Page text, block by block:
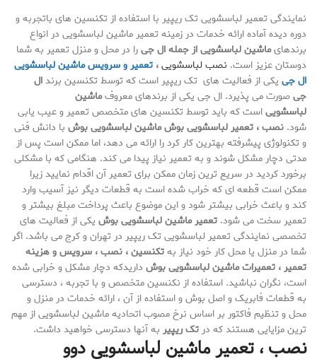
نمایندگی تعمیر لباسشویی تک ریپیر با استفاده از تکنسین های باتجربه و
دوره دیده آماده ارائه خدمات در زمینه تعمیر ماشین لباسشویی در انواع
برندهایماشین لباسشویی از جمله ال جیرا در محل و منزل تعمیر به شما
دوستان عزیز است. نصب لباسشویی، تعمیر و سرویس ماشین لباسشویی
ال جی یکی از فعالیت های تک ریپیر است که توسط تکنسین برندال
جیصورت می پذیرد. ال جی یکی از برندهای معروفماشین
لباسشوییاست که باید توسط تکنسین های متخصص تعمیر و عیب یابی
شود. نصب ، تعمیر لباسشویی بوشماشین لباسشویی بوش با دانش فنی
و تکنولوژی پیشرفته بهترین کار کرد را ارائه می دهد، اما ممکن است پس از
مدتی دچار مشکل شوند و به تعمیر نیاز پیدا می کند. هنگامی که با مشکلی
برخورد کردید در سریع ترین زمان ممکن برای تعمیر آن اقدام نمایید زیرا
ممکن است قطعه ای که خراب شده است به قطعات دیگر نیز آسیب وارد
کند و باعث خرابی بیشتر شود و این موضوع باعث پرداخت مبلغ بیشتر و
تعمیر سخت می شود. تعمیر ماشین لباسشویی بوش یکی از فعالیت های
تخصصی نمایندگی تعمیر لباسشویی تک ریپیر در تهران و کرج می باشد. اگر
شما در منزل یا محل کار خود نیاز بهتکنسین ، نصب ، سرویس وهزینه
تعمیر ، تعمیرات ماشین لباسشویی بوش داریدکه دچار مشکل و خرابی شده
است، نگران نباشید. استفاده از نکنسین متخصص و با تجربه ، دسترسی
به قطعات فابریک و اصل بوش و استفاده از آن ، ارائه خدمات در منزل و
محل و تنظیم فاکتور بر اساس نرخ مصوب اتحادیه ماشین لباسشویی از مهم
ترین مزایایی هستند که درتک ریپیر به آنها دسترسی خواهید داشت.
نصب ، تعمیر ماشین لباسشویی دوو